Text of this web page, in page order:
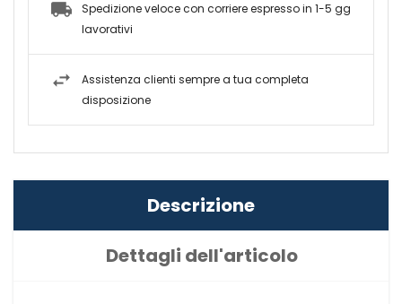
Spedizione veloce con corriere espresso in 1-5 gg
lavorativi
Assistenza clienti sempre a tua completa
disposizione
Descrizione
Dettagli dell'articolo